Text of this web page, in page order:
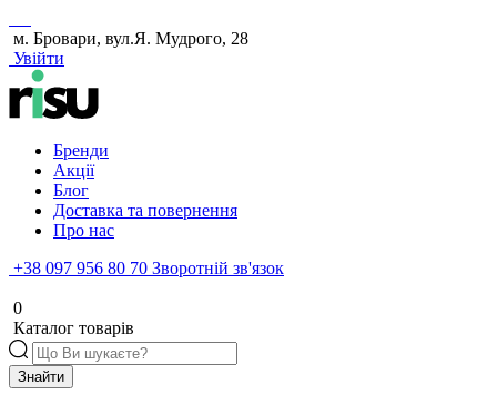
м. Бровари, вул.Я. Мудрого, 28
Увійти
Бренди
Акції
Блог
Доставка та повернення
Про нас
+38 097 956 80 70 Зворотній зв'язок
0
Каталог товарів
Знайти